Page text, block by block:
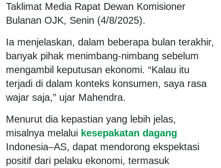
Taklimat Media Rapat Dewan Komisioner
Bulanan OJK, Senin (4/8/2025).
Ia menjelaskan, dalam beberapa bulan terakhir,
banyak pihak menimbang-nimbang sebelum
mengambil keputusan ekonomi. “Kalau itu
terjadi di dalam konteks konsumen, saya rasa
wajar saja,” ujar Mahendra.
Menurut dia kepastian yang lebih jelas,
misalnya melalui kesepakatan dagang
Indonesia–AS, dapat mendorong ekspektasi
positif dari pelaku ekonomi, termasuk